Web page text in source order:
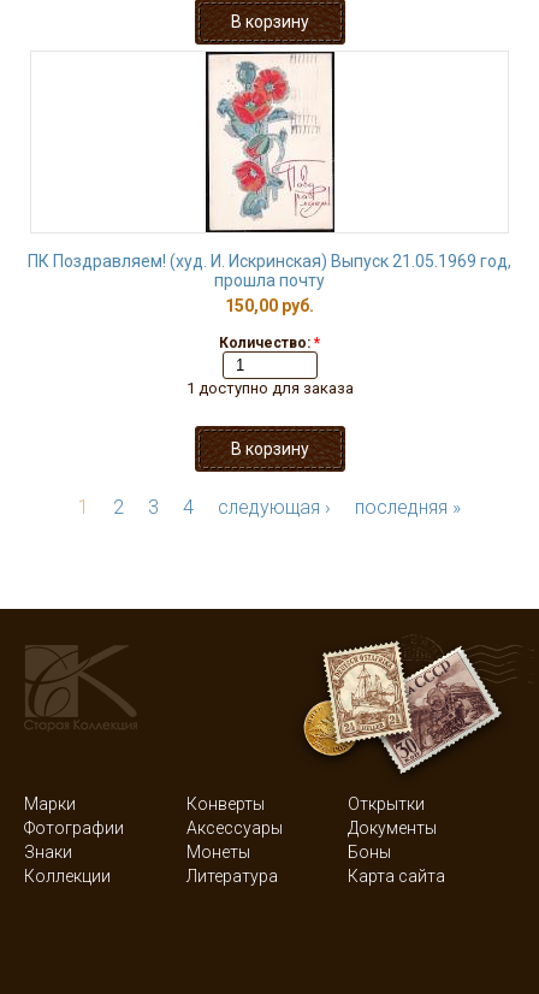
ПК Поздравляем! (худ. И. Искринская) Выпуск 21.05.1969 год,
прошла почту
150,00 руб.
Количество: *
1 доступно для заказа
1 2 3 4 следующая › последняя »
Марки Конверты
Открытки
Фотографии
Аксессуары
Документы
Знаки
Монеты
Боны
Коллекции
Литература Карта сайта